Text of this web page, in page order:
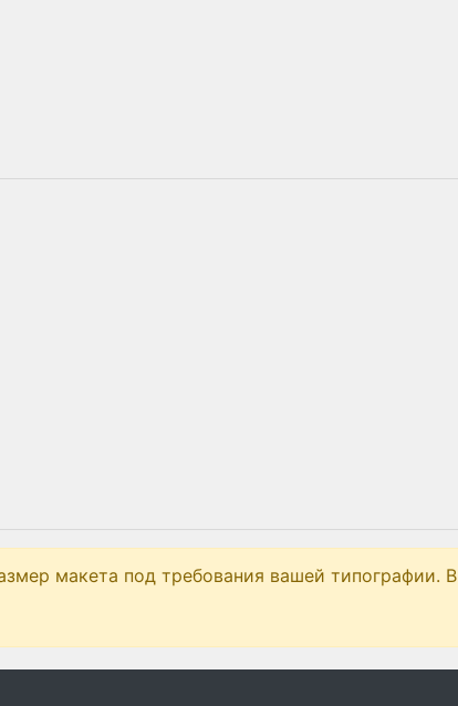
макета под требования вашей типографии. В